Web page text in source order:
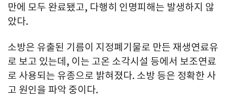
만에 모두 완료됐고, 다행히 인명피해는 발생하지 않
았다.
소방은 유출된 기름이 지정폐기물로 만든 재생연료유
로 보고 있는데, 이는 고온 소각시설 등에서 보조연료
로 사용되는 유종으로 밝혀졌다. 소방 등은 정확한 사
고 원인을 파악 중이다.